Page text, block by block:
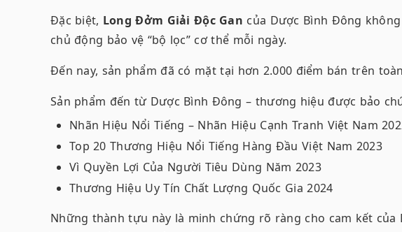
Đặc biệt, Long Đởm Giải Độc Gan của Dược Bình Đông
chủ động bảo vệ “bộ lọc” cơ thể mỗi ngày.
Đến nay, sản phẩm đã có mặt tại hơn 2.000 điểm bán trên
Sản phẩm đến từ Dược Bình Đông – thương hiệu được bảo
Nhãn Hiệu Nổi Tiếng – Nhãn Hiệu Cạnh Tranh Việt Nam
Top 20 Thương Hiệu Nổi Tiếng Hàng Đầu Việt Nam 2023
Vì Quyền Lợi Của Người Tiêu Dùng Năm 2023
Thương Hiệu Uy Tín Chất Lượng Quốc Gia 2024
Những thành tựu này là minh chứng rõ ràng cho cam kết